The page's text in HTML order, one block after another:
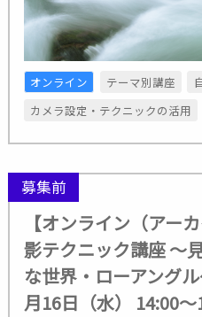
オンライン テーマ別講座
カメラ設定・テクニックの活用
募集前
【オンライン（アー
影テクニック講座 ～
な世界・ローアン
月16日（水） 14:00